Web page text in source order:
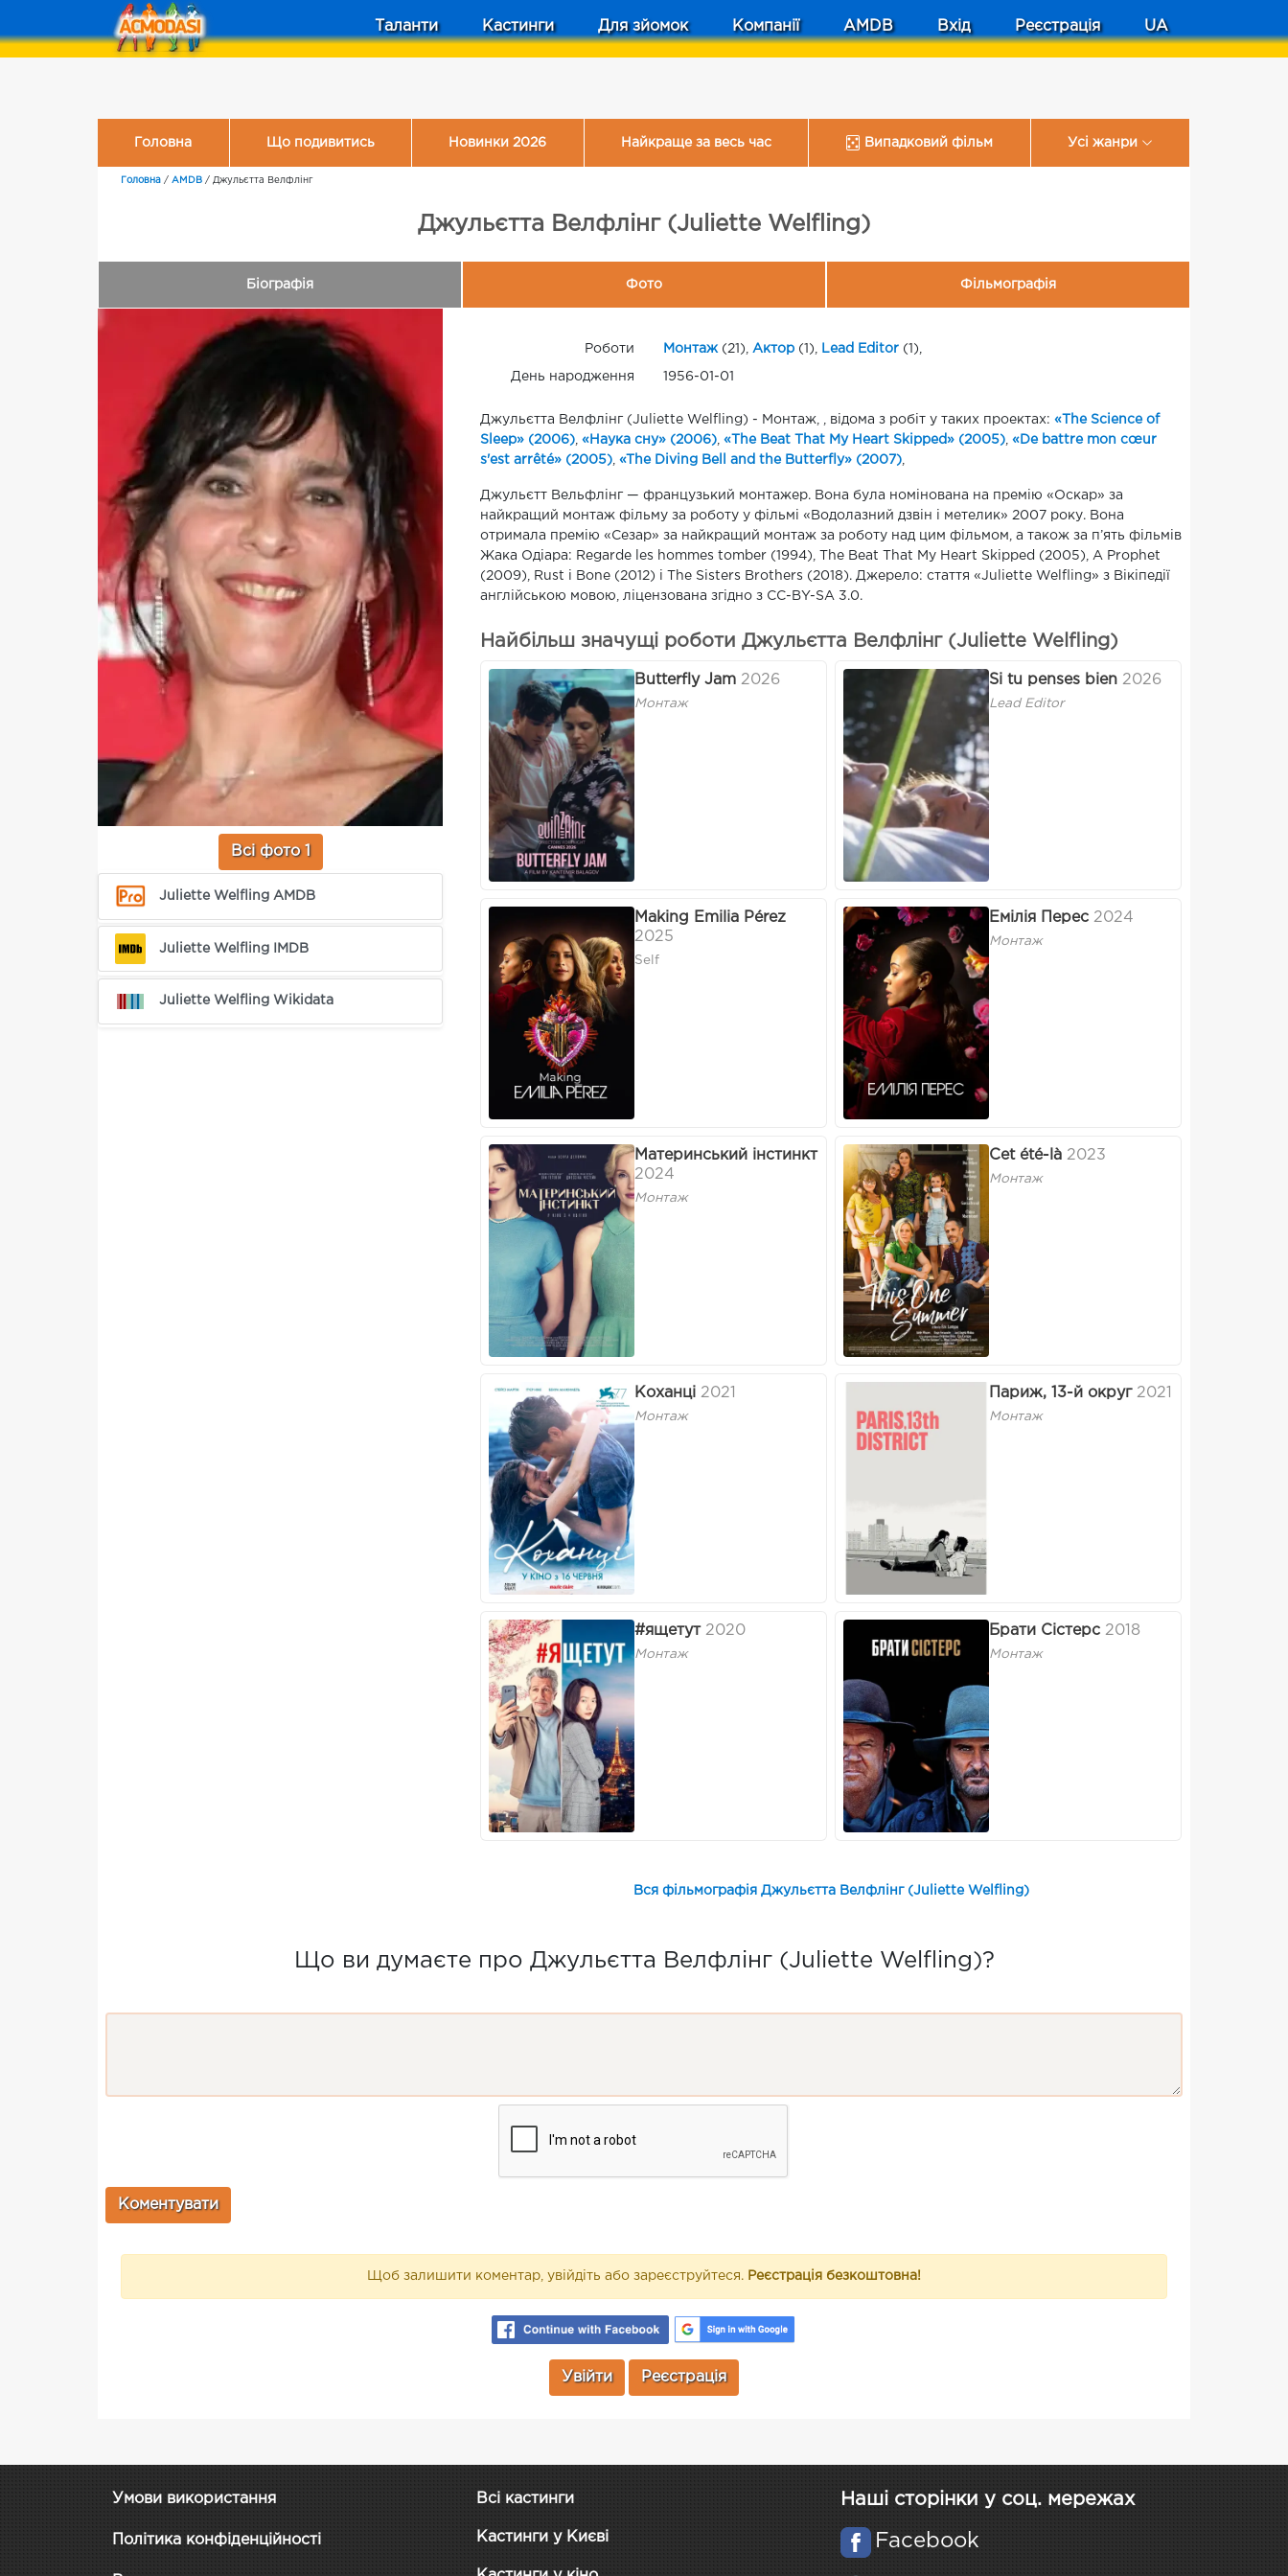
Таланти Кастинги Для зйомок Компанії AMDB Вхід Реєстрація UA
Головна Що подивитись Новинки 2026 Найкраще за весь час Випадковий фільм Усі жанри
Головна / AMDB / Джульєтта Велфлінг
Джульєтта Велфлінг (Juliette Welfling)
Біографія Фото Фільмографія
Всі фото 1
Juliette Welfling AMDB
Juliette Welfling IMDB
Juliette Welfling Wikidata
Роботи Монтаж(21), Актор(1), Lead Editor(1),
День народження 1956-01-01
Джульєтта Велфлінг (Juliette Welfling) - Монтаж, , відома з робіт у таких проектах: «The Science of
Sleep» (2006) «Наука сну» (2006) «The Beat That My Heart Skipped» (2005) «De battre mon cœur
s'est arrêté» (2005) «The Diving Bell and the Butterfly» (2007)
Джульєтт Вельфлінг — французький монтажер. Вона була номінована на премію «Оскар» за
найкращий монтаж фільму за роботу у фільмі «Водолазний дзвін і метелик» 2007 року. Вона
отримала премію «Сезар» за найкращий монтаж за роботу над цим фільмом, а також за п’ять фільмів
Жака Одіара: Regarde les hommes tomber (1994), The Beat That My Heart Skipped (2005), A Prophet
(2009), Rust і Bone (2012) і The Sisters Brothers (2018). Джерело: стаття «Juliette Welfling» з Вікіпедії
англійською мовою, ліцензована згідно з CC-BY-SA 3.0.
Найбільш значущі роботи Джульєтта Велфлінг (Juliette Welfling)
Butterfly Jam 2026
Монтаж
Si tu penses bien 2026
Lead Editor
Making Emilia Pérez
2025
Self
Емілія Перес 2024
Монтаж
Материнський інстинкт
2024
Монтаж
Cet été-là 2023
Монтаж
Коханці 2021
Монтаж
Париж, 13-й округ 2021
Монтаж
#ящетут 2020
Монтаж
Брати Сістерс 2018
Монтаж
Вся фільмографія Джульєтта Велфлінг (Juliette Welfling)
Що ви думаєте про Джульєтта Велфлінг (Juliette Welfling)?
Щоб залишити коментар, увійдіть або зареєструйтеся. Реєстрація безкоштовна!
Увійти Реєстрація
Умови використання
Політика конфіденційності
Всі кастинги
Кастинги у Києві
Наші сторінки у соц. мережах
Facebook